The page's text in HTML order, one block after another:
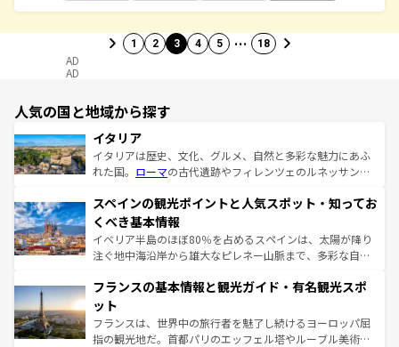
1 2 3 4 5 … 18
AD
AD
人気の国と地域から探す
イタリア
イタリアは歴史、文化、グルメ、自然と多彩な魅力にあふ
れた国。 ローマの古代遺跡やフィレンツェのルネッサンス
ろん、トスカーナの美しい田園風景やアマルフィ海岸の絶
景など、自然景観も見逃せない。観光の合間には、本場の
ピザやパスタなど、絶品のイタリア料理を堪能することも
できる。朝目覚めてから夜眠るまで、すべての瞬間を楽し
なお、新着のイタリア情報はコンテンツ一覧を参照してほ
しい。
スペインの観光ポイントと人気スポット・知ってお
くべき基本情報
イベリア半島のほぼ80％を占めるスペインは、太陽が降り
注ぐ地中海沿岸から雄大なピレネー山脈まで、多彩な自然
文化が根付くこの国では、情熱的なフラメンコ、熱気あふ
れる闘牛、そして美味しいタパスが生活の一部となってい
る。首都マドリードの洗練された雰囲気や、バルセロナの
アートに溢れた街角から、地方では古代ローマ遺跡や中世
フランスの基本情報と観光ガイド・有名観光スポ
ット
フランスは、世界中の旅行者を魅了し続けるヨーロッパ屈
指の観光地だ。首都パリのエッフェル塔やルーブル美術館